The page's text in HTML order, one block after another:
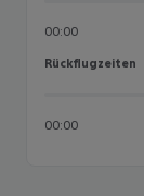
00:00
Rückflugzeiten
Rückflugzeiten
00:00